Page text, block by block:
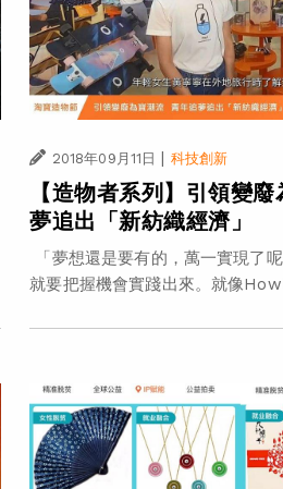
2018年09月11日 | 科技創新
【造物者系列】引領變
夢追出「新紡織經濟」
「夢想還是要有的，萬一實現了
就要把握機會實踐出來。就像